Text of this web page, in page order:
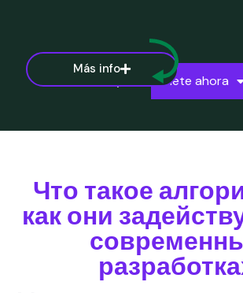
Más info
Únete ahora
Что такое
как они